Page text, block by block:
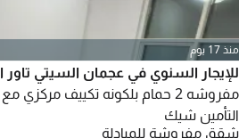
منذ 17 يوم
التأمين شيك
شقق مفروشة للمبادلة